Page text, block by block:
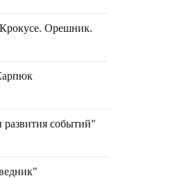
Орешник.
событий"